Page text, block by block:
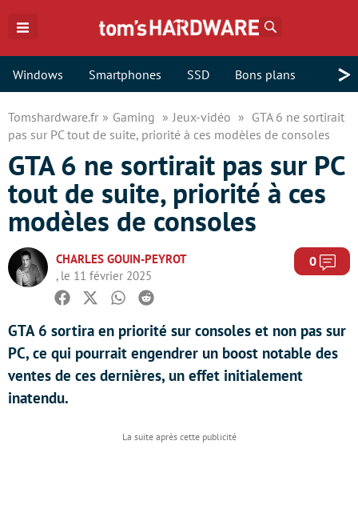
Windows Smartphones SSD Bons plans >
Tomshardware.fr Gaming Jeux-vidéo
GTA 6 ne sortirait
pas sur PC tout de suite, priorité à ces modèles de consoles
GTA 6 ne sortirait pas sur PC
tout de suite, priorité à ces
modèles de consoles
CHARLES GOUIN-PEYROT
, le 11 février 2025
0
Facebook
TwitterWhatsapp
Reddit
GTA 6 sortira en priorité sur consoles et non pas sur
PC, ce qui pourrait engendrer un boost notable des
ventes de ces dernières, un effet initialement
inatendu.